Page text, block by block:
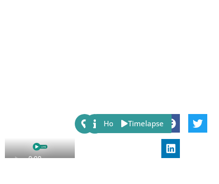
Share:
Host Timelapse